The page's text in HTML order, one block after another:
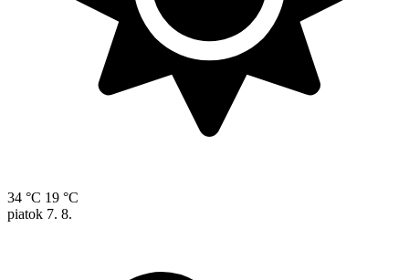
34 °C 19 °C
piatok 7. 8.